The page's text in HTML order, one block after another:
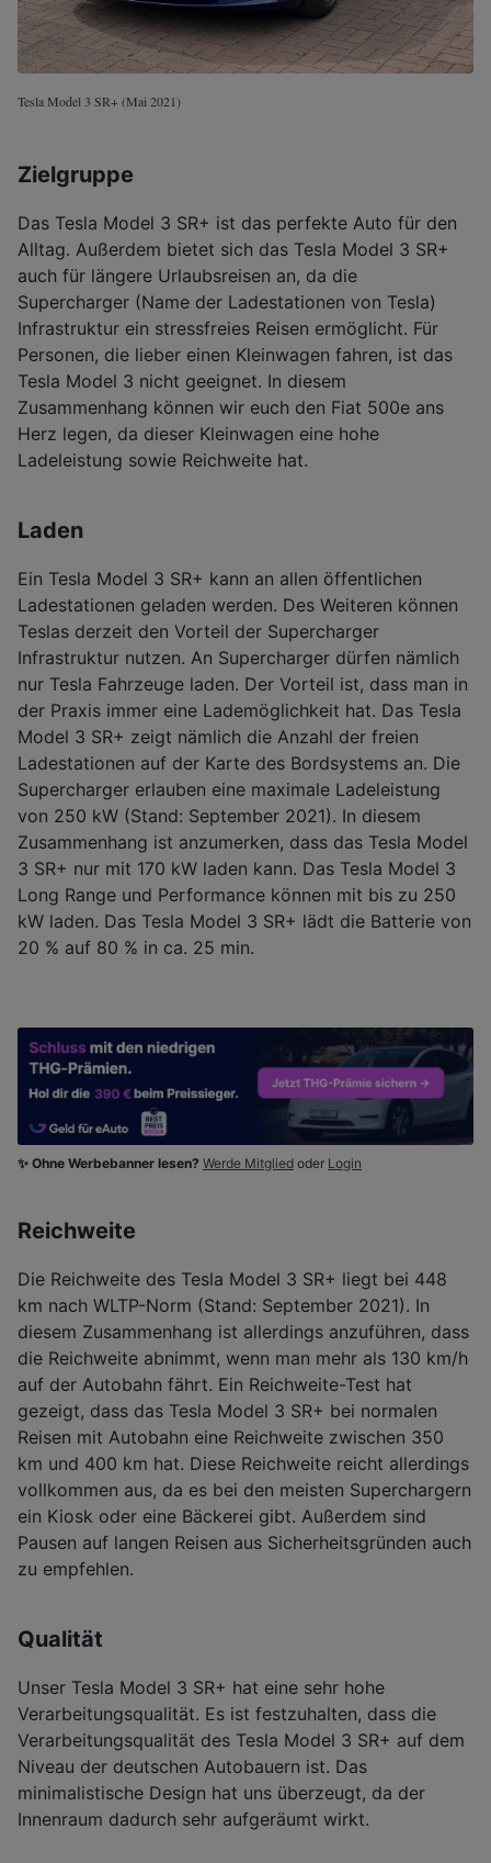
Tesla Model 3 SR+ (Mai 2021)
Zielgruppe
Das Tesla Model 3 SR+ ist das perfekte Auto für den
Alltag. Außerdem bietet sich das Tesla Model 3 SR+
auch für längere Urlaubsreisen an, da die
Supercharger (Name der Ladestationen von Tesla)
Infrastruktur ein stressfreies Reisen ermöglicht. Für
Personen, die lieber einen Kleinwagen fahren, ist das
Tesla Model 3 nicht geeignet. In diesem
Zusammenhang können wir euch den Fiat 500e ans
Herz legen, da dieser Kleinwagen eine hohe
Ladeleistung sowie Reichweite hat.
Laden
Ein Tesla Model 3 SR+ kann an allen öffentlichen
Ladestationen geladen werden. Des Weiteren können
Teslas derzeit den Vorteil der Supercharger
Infrastruktur nutzen. An Supercharger dürfen nämlich
nur Tesla Fahrzeuge laden. Der Vorteil ist, dass man in
der Praxis immer eine Lademöglichkeit hat. Das Tesla
Model 3 SR+ zeigt nämlich die Anzahl der freien
Ladestationen auf der Karte des Bordsystems an. Die
Supercharger erlauben eine maximale Ladeleistung
von 250 kW (Stand: September 2021). In diesem
Zusammenhang ist anzumerken, dass das Tesla Model
3 SR+ nur mit 170 kW laden kann. Das Tesla Model 3
Long Range und Performance können mit bis zu 250
kW laden. Das Tesla Model 3 SR+ lädt die Batterie von
20 % auf 80 % in ca. 25 min.
✨ Ohne Werbebanner lesen? Werde Mitglied oder Login
Reichweite
Die Reichweite des Tesla Model 3 SR+ liegt bei 448
km nach WLTP-Norm (Stand: September 2021). In
diesem Zusammenhang ist allerdings anzuführen, dass
die Reichweite abnimmt, wenn man mehr als 130 km/h
auf der Autobahn fährt. Ein Reichweite-Test hat
gezeigt, dass das Tesla Model 3 SR+ bei normalen
Reisen mit Autobahn eine Reichweite zwischen 350
km und 400 km hat. Diese Reichweite reicht allerdings
vollkommen aus, da es bei den meisten Superchargern
ein Kiosk oder eine Bäckerei gibt. Außerdem sind
Pausen auf langen Reisen aus Sicherheitsgründen auch
zu empfehlen.
Qualität
Unser Tesla Model 3 SR+ hat eine sehr hohe
Verarbeitungsqualität. Es ist festzuhalten, dass die
Verarbeitungsqualität des Tesla Model 3 SR+ auf dem
Niveau der deutschen Autobauern ist. Das
minimalistische Design hat uns überzeugt, da der
Innenraum dadurch sehr aufgeräumt wirkt.